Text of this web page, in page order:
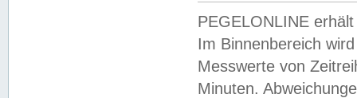
PEGELONLINE
Im Binnenbereich
Messwerte von
Minuten.